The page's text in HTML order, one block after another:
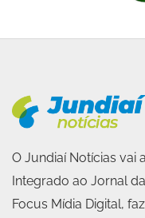
O Jundiaí Notícias vai
Integrado ao Jornal
Focus Mídia Digital,